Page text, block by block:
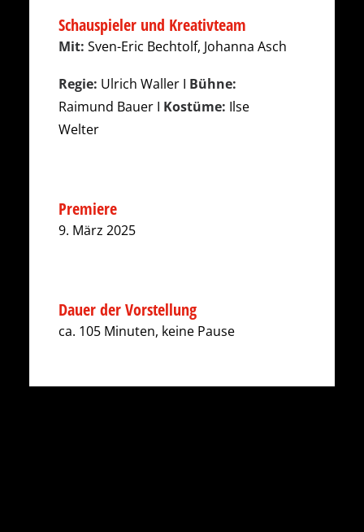
Schauspieler und Kreativteam
Mit: Sven-Eric Bechtolf, Johanna Asch
Regie: Ulrich Waller I Bühne:
Raimund Bauer I Kostüme: Ilse
Welter
Premiere
9. März 2025
Dauer der Vorstellung
ca. 105 Minuten, keine Pause